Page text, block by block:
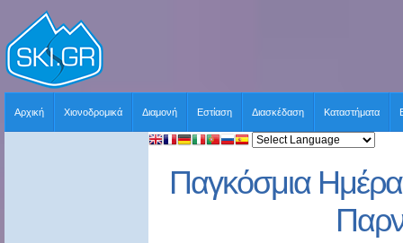
Αρχική Χιονοδρομικά Διαμονή Εστίαση Διασκέδαση Καταστήματα
Παγκόσμια Ημέρα